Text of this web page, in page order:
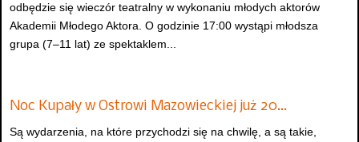
odbędzie się wieczór teatralny w wykonaniu młodych aktorów
Akademii Młodego Aktora. O godzinie 17:00 wystąpi młodsza
grupa (7–11 lat) ze spektaklem...
Noc Kupały w Ostrowi Mazowieckiej już 20…
Są wydarzenia, na które przychodzi się na chwilę, a są takie,